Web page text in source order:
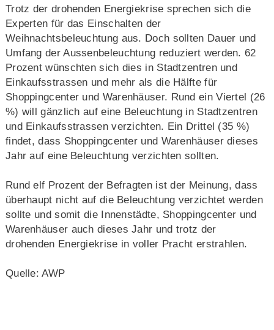
Trotz der drohenden Energiekrise sprechen sich die
Experten für das Einschalten der
Weihnachtsbeleuchtung aus. Doch sollten Dauer und
Umfang der Aussenbeleuchtung reduziert werden. 62
Prozent wünschten sich dies in Stadtzentren und
Einkaufsstrassen und mehr als die Hälfte für
Shoppingcenter und Warenhäuser. Rund ein Viertel (26
%) will gänzlich auf eine Beleuchtung in Stadtzentren
und Einkaufsstrassen verzichten. Ein Drittel (35 %)
findet, dass Shoppingcenter und Warenhäuser dieses
Jahr auf eine Beleuchtung verzichten sollten.
Rund elf Prozent der Befragten ist der Meinung, dass
überhaupt nicht auf die Beleuchtung verzichtet werden
sollte und somit die Innenstädte, Shoppingcenter und
Warenhäuser auch dieses Jahr und trotz der
drohenden Energiekrise in voller Pracht erstrahlen.
Quelle: AWP